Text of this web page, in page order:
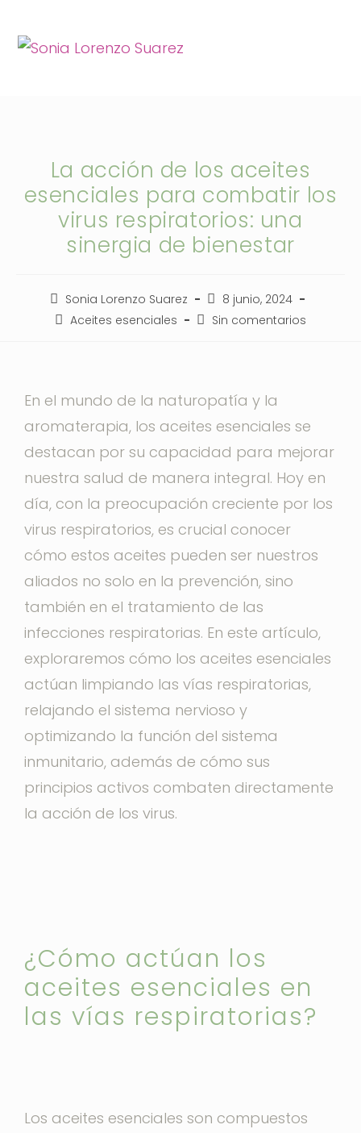
La acción de los aceites
esenciales para combatir los
virus respiratorios: una
sinergia de bienestar
Sonia Lorenzo Suarez
8 junio, 2024
Aceites esenciales
Sin comentarios
En el mundo de la naturopatía y la
aromaterapia, los aceites esenciales se
destacan por su capacidad para mejorar
nuestra salud de manera integral. Hoy en
día, con la preocupación creciente por los
virus respiratorios, es crucial conocer
cómo estos aceites pueden ser nuestros
aliados no solo en la prevención, sino
también en el tratamiento de las
infecciones respiratorias. En este artículo,
exploraremos cómo los aceites esenciales
actúan limpiando las vías respiratorias,
relajando el sistema nervioso y
optimizando la función del sistema
inmunitario, además de cómo sus
principios activos combaten directamente
la acción de los virus.
¿Cómo actúan los
aceites esenciales en
las vías respiratorias?
Los aceites esenciales son compuestos